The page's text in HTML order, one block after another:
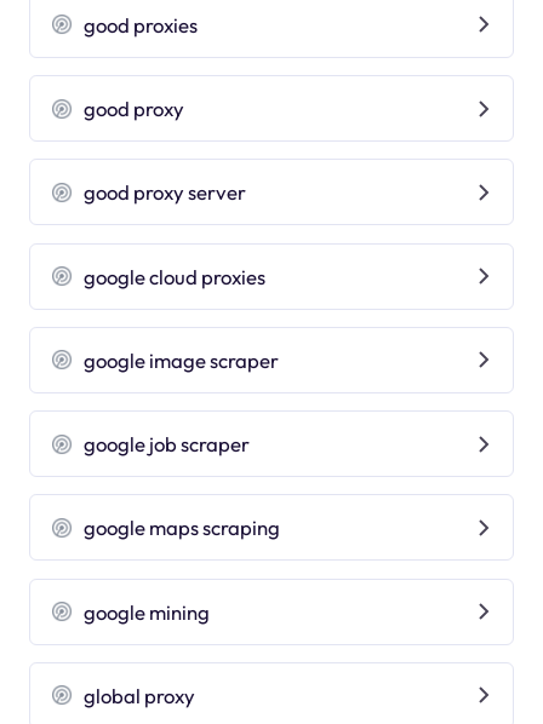
good proxies
good proxy
good proxy server
google cloud proxies
google image scraper
google job scraper
google maps scraping
google mining
global proxy